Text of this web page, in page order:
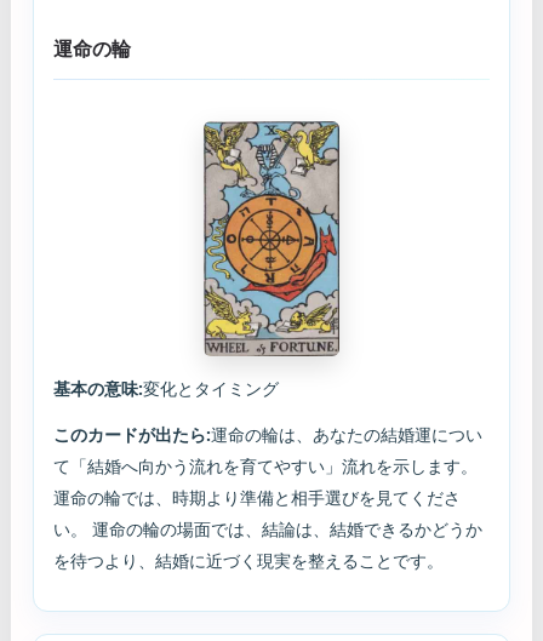
運命の輪
基本の意味:変化とタイミング
このカードが出たら:運命の輪は、あなたの結婚運につい
て「結婚へ向かう流れを育てやすい」流れを示します。
運命の輪では、時期より準備と相手選びを見てくださ
い。 運命の輪の場面では、結論は、結婚できるかどうか
を待つより、結婚に近づく現実を整えることです。